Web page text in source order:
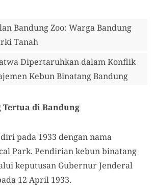
Bandung Zoo: Warga Bandung
Tanah
Dipertaruhkan dalam Konflik
Kebun Binatang Bandung
di Bandung
pada 1933 dengan nama
Park. Pendirian kebun binatang
keputusan Gubernur Jenderal
12 April 1933.